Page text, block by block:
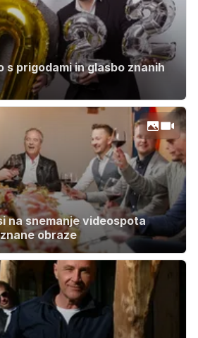
s prigodami in glasbo znanih
na snemanje videospota
obraze